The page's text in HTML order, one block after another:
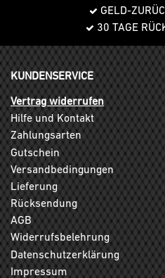
GELD-
30 TAGE
KUNDENSERVICE
Vertrag widerrufen
Hilfe und Kontakt
Zahlungsarten
Gutschein
Versandbedingungen
Lieferung
Rücksendung
AGB
Widerrufsbelehrung
Datenschutzerklärung
Impressum